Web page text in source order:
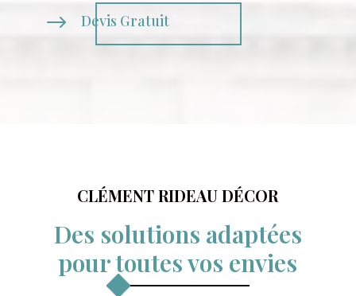
$ Devis Gratuit
CLÉMENT RIDEAU DÉCOR
Des solutions adaptées
pour toutes vos envies